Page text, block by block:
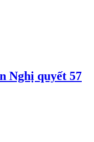
Nghị quyết 57